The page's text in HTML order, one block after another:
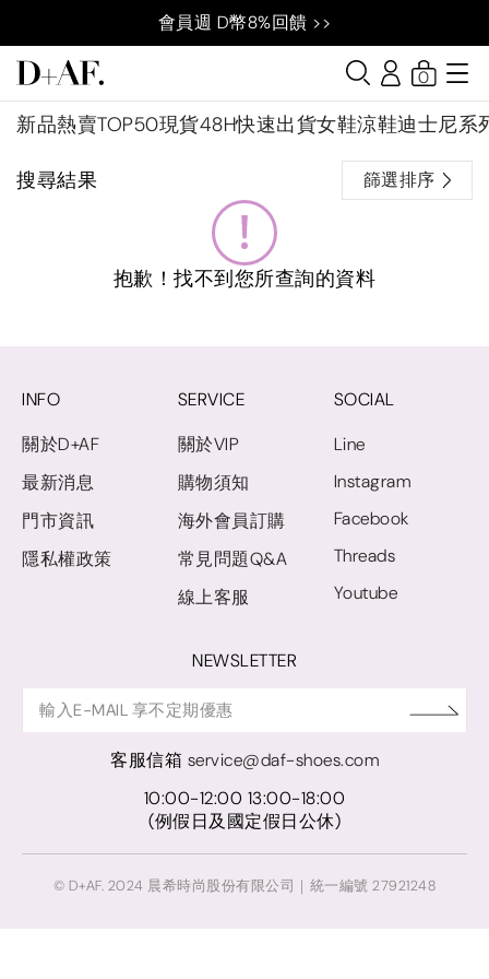
會員週 D幣8%回饋 >>
新品熱賣TOP50現貨48H快速出貨女鞋涼鞋迪士尼系
0
搜尋結果 篩選排序
抱歉！找不到您所查詢的資料
INFO
關於D+AF
最新消息
門市資訊
隱私權政策
SERVICE
關於VIP
購物須知
海外會員訂購
常見問題Q&A
線上客服
SOCIAL
Line
Instagram
Facebook
Threads
Youtube
NEWSLETTER
客服信箱 service@daf-shoes.com
10:00-12:00 13:00-18:00
(例假日及國定假日公休)
© D+AF. 2024 晨希時尚股份有限公司｜統一編號 27921248